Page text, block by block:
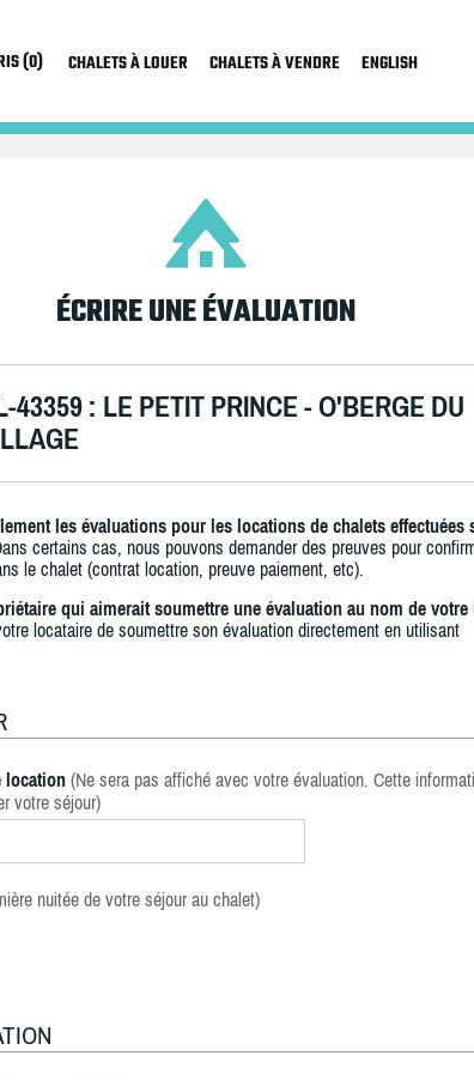
(0) CHALETS À LOUER CHALETS À VENDRE ENGLISH
ÉCRIRE UNE ÉVALUATION
43359 : LE PETIT PRINCE - O'BERGE DU
les évaluations pour les locations de chalets effectuées
certains cas, nous pouvons demander des preuves pour
le chalet (contrat location, preuve paiement, etc).
qui aimerait soumettre une évaluation au nom de votre
locataire de soumettre son évaluation directement en utilisant
location (Ne sera pas affiché avec votre évaluation. Cette
votre séjour)
nuitée de votre séjour au chalet)